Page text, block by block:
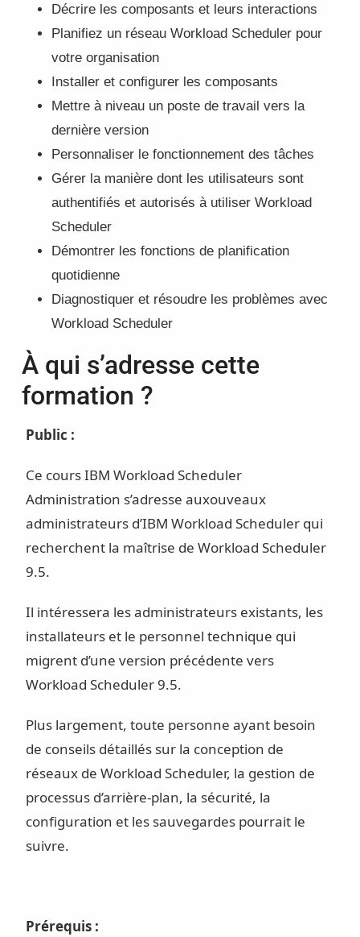
Décrire les composants et leurs interactions
Planifiez un réseau Workload Scheduler pour
votre organisation
Installer et configurer les composants
Mettre à niveau un poste de travail vers la
dernière version
Personnaliser le fonctionnement des tâches
Gérer la manière dont les utilisateurs sont
authentifiés et autorisés à utiliser Workload
Scheduler
Démontrer les fonctions de planification
quotidienne
Diagnostiquer et résoudre les problèmes avec
Workload Scheduler
À qui s’adresse cette
formation ?
Public :
Ce cours IBM Workload Scheduler
Administration s’adresse auxouveaux
administrateurs d’IBM Workload Scheduler qui
recherchent la maîtrise de Workload Scheduler
9.5.
Il intéressera les administrateurs existants, les
installateurs et le personnel technique qui
migrent d’une version précédente vers
Workload Scheduler 9.5.
Plus largement, toute personne ayant besoin
de conseils détaillés sur la conception de
réseaux de Workload Scheduler, la gestion de
processus d’arrière-plan, la sécurité, la
configuration et les sauvegardes pourrait le
suivre.
Prérequis :